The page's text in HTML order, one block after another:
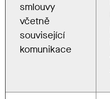
smlouvy
včetně
související
komunikace